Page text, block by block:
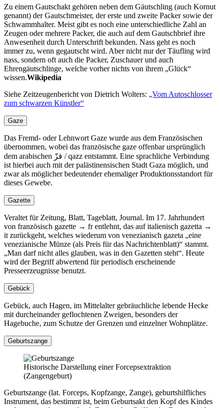
Zu einem Gautschakt gehören neben dem Gäutschling (auch Kornut
genannt) der Gautschmeister, der erste und zweite Packer sowie der
Schwammhalter. Meist gibt es noch eine unterschiedliche Zahl an
Zeugen oder mehrere Packer, die auch auf dem Gautschbrief ihre
Anwesenheit durch Unterschrift bekunden. Nass geht es noch
immer zu, wenn gegautscht wird. Aber nicht nur der Täufling wird
nass, sondern oft auch die Packer, Zuschauer und auch
Ehrengäutschlinge, welche vorher nichts von ihrem „Glück“
wissen.Wikipedia
Siehe Zeitzeugenbericht von Dietrich Wolters: „Vom Autoschlosser
zum schwarzen Künstler“
Gaze
Das Fremd- oder Lehnwort Gaze wurde aus dem Französischen
übernommen, wobei das französische gaze offenbar ursprünglich
dem arabischen قزّ / qazz entstammt. Eine sprachliche Verbindung
ist hierbei auch mit der palästinensischen Stadt Gaza möglich, und
zwar als möglicher bedeutender ehemaliger Produktionsstandort für
dieses Gewebe.
Gazette
Veraltet für Zeitung, Blatt, Tageblatt, Journal. Im 17. Jahrhundert
von französisch gazette → fr entlehnt, das auf italienisch gazetta →
it zurückgeht, welches wiederum von venezianisch gazeta
eine
venezianische Münze (als Preis für das Nachrichtenblatt)
stammt.
Man darf nicht alles glauben, was in den Gazetten steht . Heute
wird der Begriff abwertend für periodisch erscheinende
Presseerzeugnisse benutzt.
Gebück
Gebück, auch Hagen, im Mittelalter gebräuchliche lebende Hecke
mit durcheinander geflochtenen Zweigen, besonders der
Hagebuche, zum Schutze der Grenzen und einzelner Wohnplätze.
Geburtszange
Historische Darstellung einer Forcepsextraktion
(Zangengeburt)
Geburtszange (lat. Forceps, Kopfzange, Zange), geburtshilfliches
Instrument, das bestimmt ist, beim Geburtsakt den Kopf des Kindes